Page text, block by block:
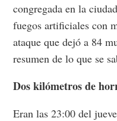
congregada en la
fuegos artificiales con
ataque que dejó a 84
resumen de lo que se
Dos kilómetros de
Eran las 23:00 del